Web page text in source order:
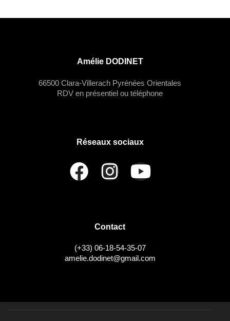
Amélie DODINET
66500 Clara-Villerach Pyrénées Orientales
RDV en présentiel ou téléphone
Réseaux sociaux
Contact
(+33) 06-18-54-35-07
amelie.dodinet@gmail.com